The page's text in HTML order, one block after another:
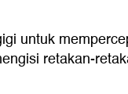
untuk
retakan-